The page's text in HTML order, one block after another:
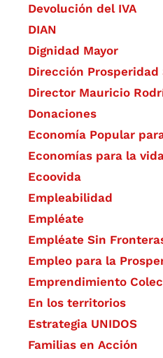
Devolución del IVA
DIAN
Dignidad Mayor
Dirección Prosperidad
Director Mauricio
Donaciones
Economía Popular
Economías para la
Ecoovida
Empleabilidad
Empléate
Empléate Sin
Empleo para la
Emprendimiento
En los territorios
Estrategia UNIDOS
Familias en Acción